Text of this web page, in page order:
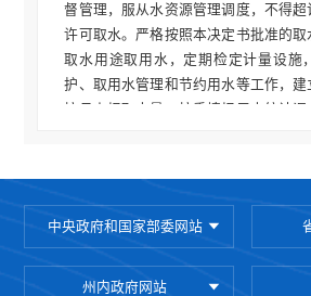
督管理，服从水资源管理调度，不得
许可取水。严格按照本决定书批准的取
取水用途取用水，定期检定计量设施
护、取用水管理和节约用水等工作，建
按月上报取水量，按季填报用水统计调
（此件公开发布）
中央政府和国家部委网站
州内政府网站